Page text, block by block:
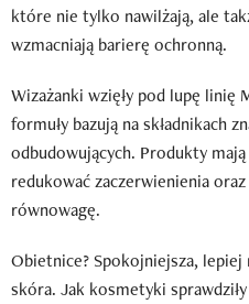
które nie tylko nawilżają, ale
wzmacniają barierę ochronną.
Wizażanki wzięły pod lupę linię
formuły bazują na składnikach
odbudowujących. Produkty
redukować zaczerwienienia
równowagę.
Obietnice? Spokojniejsza,
skóra. Jak kosmetyki